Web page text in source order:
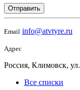
Отправить
Email info@atvtyre.ru
Адрес
Россия, Климовск,
Все списки